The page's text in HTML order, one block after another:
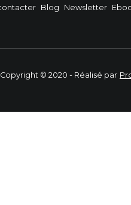
Blog Newsletter
Copyright © 2020 - Réalisé par